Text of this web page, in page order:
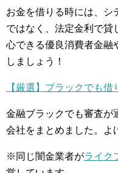
お金を借りる時には、シ
ではなく、法定金利で貸
心できる優良消費者金融
しましょう！
【厳選】ブラックでも
金融ブラックでも審査が
会社をまとめました。よ
※同じ闇金業者がライク